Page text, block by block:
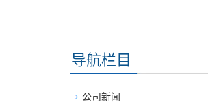
导航栏目
公司新闻